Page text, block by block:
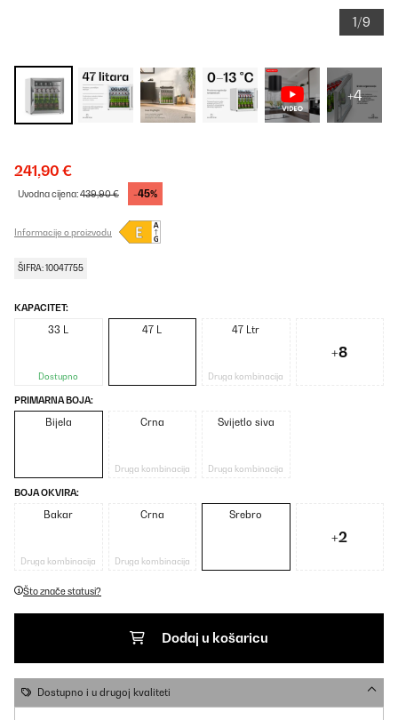
1/9
+4
241,90 €
Uvodna cijena:439,90 € -45%
Informacije o proizvodu
ŠIFRA: 10047755
KAPACITET:
33 L
Dostupno
47 L 47 Ltr
Druga kombinacija
+8
PRIMARNA BOJA:
Bijela Crna
Druga kombinacija
Svijetlo siva
Druga kombinacija
BOJA OKVIRA:
Bakar
Druga kombinacija
Crna
Druga kombinacija
Srebro
+2
Što znače statusi?
Dodaj u košaricu
Dostupno i u drugoj kvaliteti